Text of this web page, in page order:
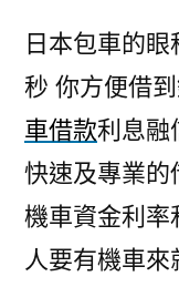
日本包車的
秒 你方便借
車借款利息融
快速及專業的
機車資金利率
人要有機車來